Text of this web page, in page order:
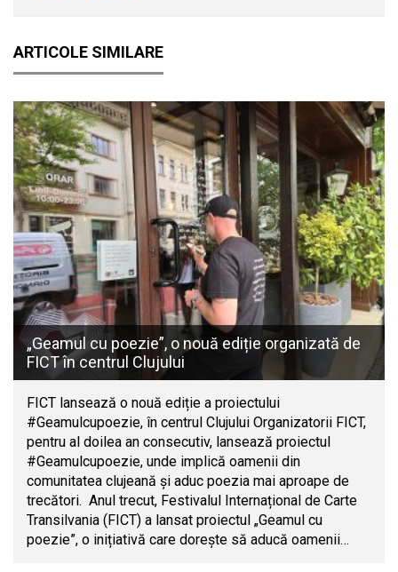
ARTICOLE SIMILARE
„Geamul cu poezie”, o nouă ediție organizată de
FICT în centrul Clujului
FICT lansează o nouă ediție a proiectului
#Geamulcupoezie, în centrul Clujului Organizatorii FICT,
pentru al doilea an consecutiv, lansează proiectul
#Geamulcupoezie, unde implică oamenii din
comunitatea clujeană și aduc poezia mai aproape de
trecători. Anul trecut, Festivalul Internațional de Carte
Transilvania (FICT) a lansat proiectul „Geamul cu
poezie”, o inițiativă care dorește să aducă oamenii…